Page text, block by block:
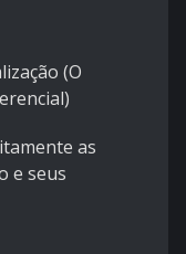
(O
as
e seus